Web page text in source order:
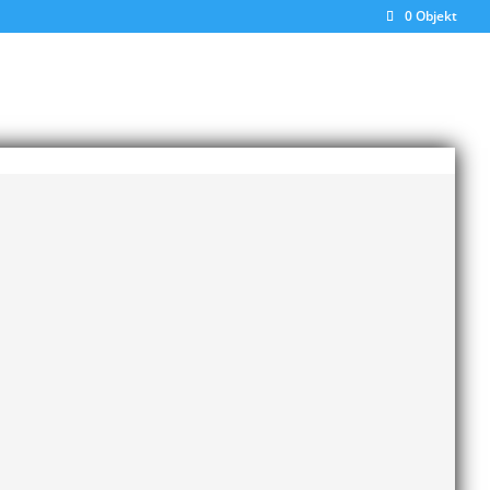
0 Objekt
söndagens kvalomgång i Lund, slutade
att avgöras i Uddevalla, utan i Göteborg i